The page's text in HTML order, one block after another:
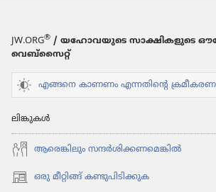
JW.ORG® / യഹോവയുടെ സാക്ഷികളുടെ
വെബ്സൈറ്റ്
എങ്ങനെ കാണണം എന്നതിന്റെ
ലിങ്കുകൾ
ആരെങ്കി​ലും സന്ദർശി​ക്ക​ണ​മെ​ങ്കിൽ
ഒരു മീറ്റിങ്ങ് കണ്ടുപിടിക്കുക
(പുതിയ